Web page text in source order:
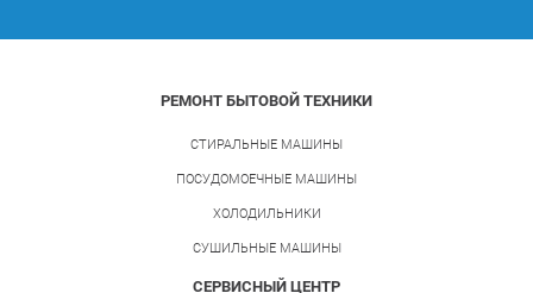
РЕМОНТ БЫТОВОЙ ТЕХНИКИ
СТИРАЛЬНЫЕ МАШИНЫ
ПОСУДОМОЕЧНЫЕ МАШИНЫ
ХОЛОДИЛЬНИКИ
СУШИЛЬНЫЕ МАШИНЫ
СЕРВИСНЫЙ ЦЕНТР